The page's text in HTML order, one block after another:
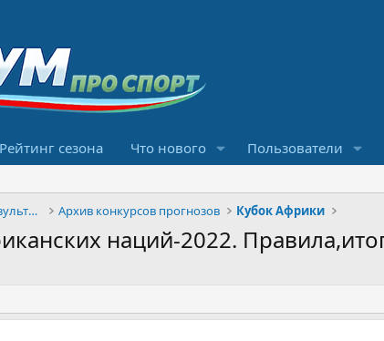
Рейтинг сезона Что нового Пользователи
Конкурсы прогнозов и обсуждение результатов Архив конкурсов прогнозов Кубок Африки
наций-2022.